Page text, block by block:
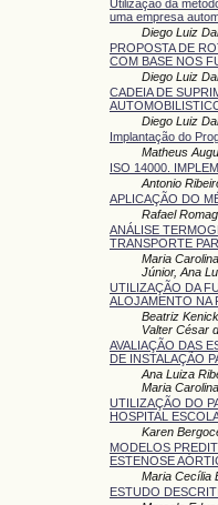
Utilização da
uma empresa
Diego Luiz
PROPOSTA DE
COM BASE NOS
Diego Luiz
CADEIA DE
Diego Luiz
Implantação do
Matheus
ISO 14000.
Antonio
APLICAÇÃO DO
Rafael
ANÁLISE
TRANSPORTE
Maria
Júnior, Ana
UTILIZAÇÃO DA
ALOJAMENTO NA
Beatriz
Valter César
AVALIAÇÃO DAS
DE INSTALAÇÃO
Ana Luiza
Maria
UTILIZAÇÃO DO
HOSPITAL
Karen
MODELOS
ESTENOSE
Maria Cecília
ESTUDO